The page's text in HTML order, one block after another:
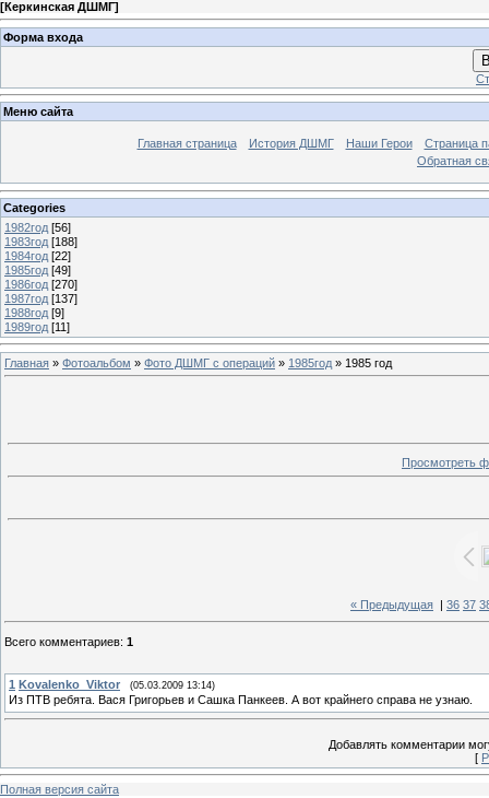
[Керкинская ДШМГ]
Форма входа
Меню сайта
Главная страница История ДШМГ Наши Герои
Страница
Обратная
Categories
1982год [56]
1983год [188]
1984год [22]
1985год [49]
1986год [270]
1987год [137]
1988год [9]
1989год [11]
Главная » Фотоальбом » Фото ДШМГ с операций » 1985год » 1985 год
Просмотреть
« Предыдущая 36 37
Всего комментариев: 1
1 Kovalenko_Viktor (05.03.2009 13:14)
Из ПТВ ребята. Вася Григорьев и Сашка Панкеев. А вот крайнего справа не узнаю.
Добавлять комментарии
[
Полная версия сайта